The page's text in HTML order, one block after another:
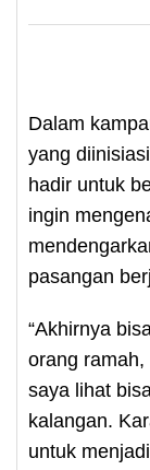
Dalam
yang
hadir untuk
ingin
pasangan
“Akhirnya
orang
saya lihat
kalangan.
untuk